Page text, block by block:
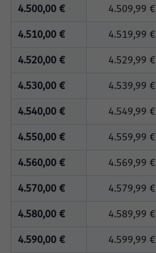
4.500,00 € 4.509,99 €
4.510,00 € 4.519,99 €
4.520,00 € 4.529,99 €
4.530,00 € 4.539,99 €
4.540,00 € 4.549,99 €
4.550,00 € 4.559,99 €
4.560,00 € 4.569,99 €
4.570,00 € 4.579,99 €
4.580,00 € 4.589,99 €
4.590,00 € 4.599,99 €